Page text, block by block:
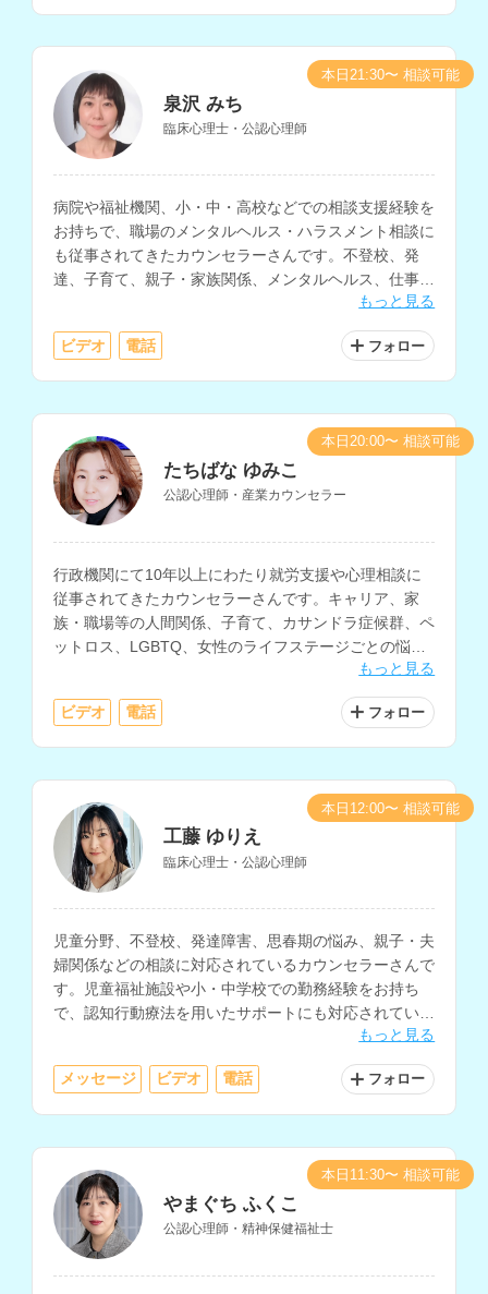
泉沢 みち
臨床心理士・公認心理師
病院や福祉機関、小・中・高校などでの相談支援経験を
お持ちで、職場のメンタルヘルス・ハラスメント相談に
も従事されてきたカウンセラーさんです。不登校、発
達、子育て、親子・家族関係、メンタルヘルス、仕事関
係、職場の人間関係など、幅広い相談内容に対応されて
います。
もっと見る
ビデオ 電話 フォロー
本日21:30〜 相談可能
たちばな ゆみこ
公認心理師・産業カウンセラー
行政機関にて10年以上にわたり就労支援や心理相談に
従事されてきたカウンセラーさんです。キャリア、家
族・職場等の人間関係、子育て、カサンドラ症候群、ペ
ットロス、LGBTQ、女性のライフステージごとの悩み
もっと見る
ビデオ 電話 フォロー
本日20:00〜 相談可能
工藤 ゆりえ
臨床心理士・公認心理師
児童分野、不登校、発達障害、思春期の悩み、親子・夫
婦関係などの相談に対応されているカウンセラーさんで
す。児童福祉施設や小・中学校での勤務経験をお持ち
で、認知行動療法を用いたサポートにも対応されていま
もっと見る
メッセージ ビデオ 電話 フォロー
本日12:00〜 相談可能
やまぐち ふくこ
公認心理師・精神保健福祉士
本日11:30〜 相談可能